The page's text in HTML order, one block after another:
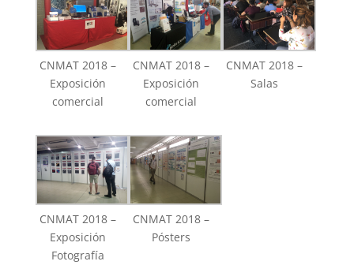
CNMAT 2018 –
Exposición
comercial
CNMAT 2018 –
Exposición
comercial
CNMAT 2018 –
Salas
CNMAT 2018 –
Exposición
Fotografía
CNMAT 2018 –
Pósters